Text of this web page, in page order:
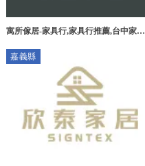
寓所傢居-家具行,家具行推薦,台中家具
嘉義縣